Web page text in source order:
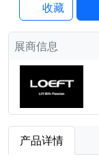
收藏
展商信息
产品详情